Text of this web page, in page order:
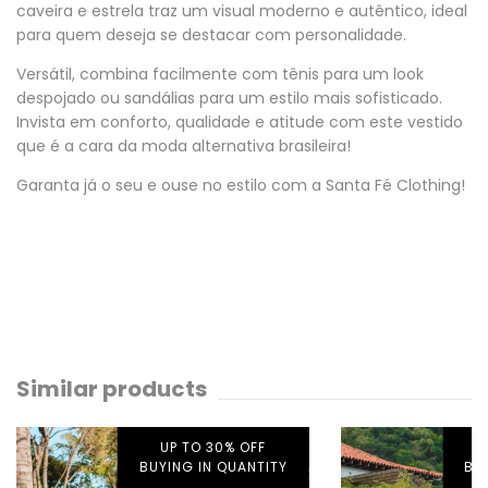
caveira e estrela traz um visual moderno e autêntico, ideal
para quem deseja se destacar com personalidade.
Versátil, combina facilmente com tênis para um look
despojado ou sandálias para um estilo mais sofisticado.
Invista em conforto, qualidade e atitude com este vestido
que é a cara da moda alternativa brasileira!
Garanta já o seu e ouse no estilo com a Santa Fé Clothing!
Similar products
UP TO 30% OFF
BUYING IN QUANTITY